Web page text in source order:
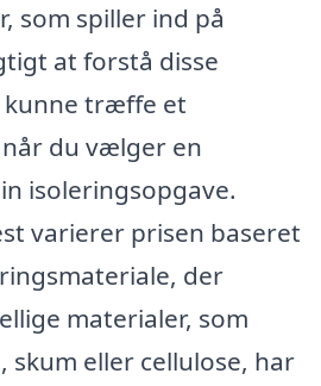
som spiller ind på
at forstå disse
træffe et
du vælger en
isoleringsopgave.
varierer prisen baseret
der
materialer, som
skum eller cellulose, har